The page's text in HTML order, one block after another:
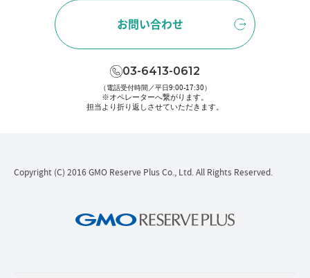
お問い合わせ
03-6413-0612
（電話受付時間／平日9:00-17:30）
※オペレーターへ繋がります。
担当より折り返しさせていただきます。
Copyright (C) 2016 GMO Reserve Plus Co., Ltd. All Rights Reserved.